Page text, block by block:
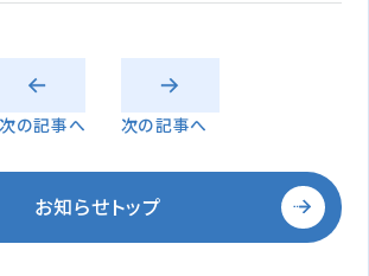
次の記事へ 次の記事へ
お知らせトップ